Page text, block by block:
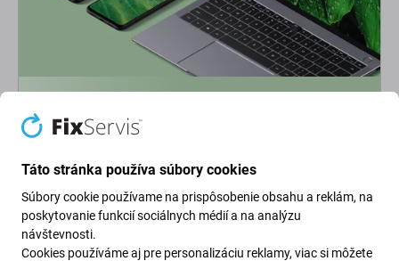
Ekológia na prvom mieste
chránili našu planétu. Prečítajte si viac o tom, ako
Viac o našej uhlíkovej stope
Táto stránka používa súbory cookies
Súbory cookie používame na prispôsobenie obsahu a reklám, na
poskytovanie funkcií sociálnych médií a na analýzu
návštevnosti.
Cookies používáme aj pre personalizáciu reklamy, viac si môžete